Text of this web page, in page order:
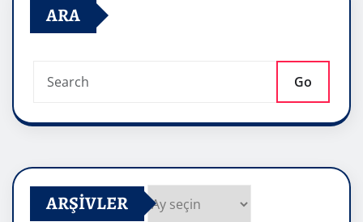
ARA
Go
ARŞIVLER